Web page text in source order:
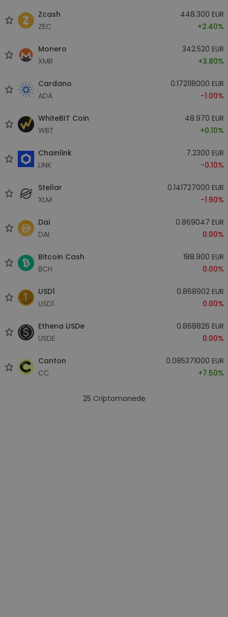
Zcash
ZEC
448.300 EUR
+2.40%
Monero
XMR
342.520 EUR
+3.80%
Cardano
ADA
0.172118000 EUR
-1.00%
WhiteBIT Coin
WBT
48.970 EUR
+0.10%
Chainlink
LINK
7.2300 EUR
-0.10%
Stellar
XLM
0.141727000 EUR
-1.90%
Dai
DAI
0.869047 EUR
0.00%
Bitcoin Cash
BCH
188.900 EUR
0.00%
USD1
USD1
0.868902 EUR
0.00%
Ethena USDe
USDE
0.868826 EUR
0.00%
Canton
CC
0.085371000 EUR
+7.50%
25 Criptomonede